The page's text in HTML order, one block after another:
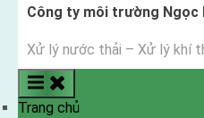
Công ty môi trường Ngọc
Xử lý nước thải – Xử lý khí
Trang chủ